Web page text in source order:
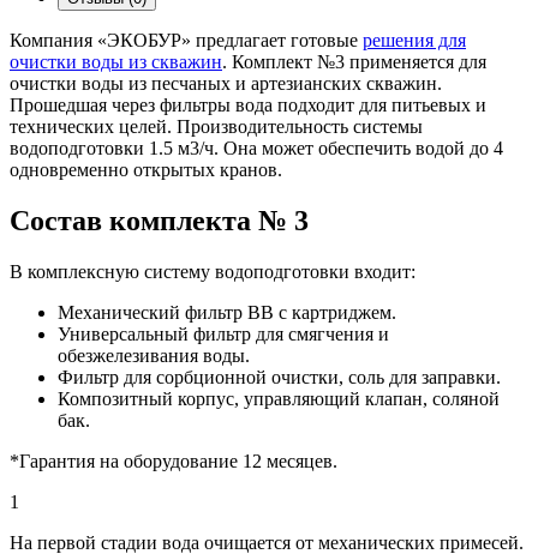
Компания «ЭКОБУР» предлагает готовые решения для
очистки воды из скважин. Комплект №3 применяется для
очистки воды из песчаных и артезианских скважин.
Прошедшая через фильтры вода подходит для питьевых и
технических целей. Производительность системы
водоподготовки 1.5 м3/ч. Она может обеспечить водой до 4
одновременно открытых кранов.
Состав комплекта № 3
В комплексную систему водоподготовки входит:
Механический фильтр ВВ с картриджем.
Универсальный фильтр для смягчения и
обезжелезивания воды.
Фильтр для сорбционной очистки, соль для заправки.
Композитный корпус, управляющий клапан, соляной
бак.
*Гарантия на оборудование 12 месяцев.
1
На первой стадии вода очищается от механических примесей.